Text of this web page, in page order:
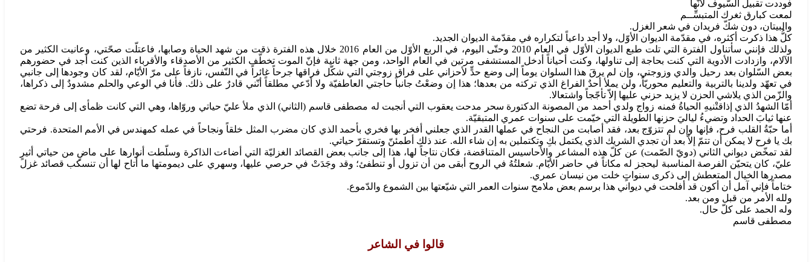
فوددت تقبيل السّيوف لأنّها
لمعت كبارق ثغرك المتبسِّــم
والبيتان، دون شكّ فريدان في شعر الغزل.
كلُّ هذا ذكرت أكثره، في مقدّمة الديوان الأوّل، ولا أجد داعياً لتكراره في مقدّمة الديوان الجديد.
ولذلك فإنني سأتناول الفترة التي تلت طبع الديوان الأوّل في العام 2010 وحتّى اليوم، في الربع الأوّل من العام 2016 خلال هذه الفترة ذقت من شهد الحياة وصابها، فاعتلّت صحّتي، وعانيت الكثير من
الآلام، وازدادت الأدوية التي كنت بحاجة إلى تناولها، وكنت أحياناً أدخل المستشفى مرتين في العام الواحد، ومن جهة ثانية فإنّ الموت تخطّف الكثير من الأصدقاء والأقرباء الذين كنت أجد في حضورهم
بعض السّلوان بعد رحيل والدي وزوجتي، وإن لم يرقَ هذا السلوان يوماً إلى وضع حدٍّ لأحزاني على فراق زوجتي التي شكّل فراقها جرحاً غائراً في النّفس، نازفاً على مرّ الأيّام، لقد كان وجودها إلى جانبي
في تعهّد ولدينا بالتربية والتعليم محوريّاً، ولن يملأ أحدٌ الفراغ الذي تركته من بعدها؛ هذا إن وضعْتُ جانباً حاجتي العاطفيّة ولا أدّعي مطلقاً أنّني قادرٌ على ذلك. فأنا في الوعي والحلم مشدودٌ إلى ذكراها،
والزّمن الذي يلاشي الحزن لا يزيد حزني عليها إلاّ تأجّجاً واشتعالا.
أمّا الشهدُ الذي إذاقتْنيهِ الحياةُ فمنه زواج ولدي أحمد من المصونة الدكتورة سحر مدحت يعقوب التي أنجبت له مصطفى قاسم (الثاني) الذي ملأ عليّ حياتي وروّاها، وهي التي كانت ظمأى إلى فرحة تضع
عنها ثيابَ الحداد وتضيءُ لياليَ حزنها الطويلة التي خيّمت على سنوات عمري المتبقيّة.
أما حبّةُ القلب فرح، فإنها وإن لم تتزوّج بعد، فقد أصابت من النجاح في عملها القدر الذي جعلني أفخر بها فخري بأحمد الذي كان مضرب المثل خلقاً ونجاحاً في عمله كمهندس في الأمم المتحدة. فرحتي
بك يا فرح لا يمكن أن تتمّ إلاّ بعد أن تجدي الشريك الذي يكتمل بكِ وتكتملين به إن شاء الله. عند ذلك أطمئنّ وتستقرّ حياتي.
لقد تمخّض ديواني الثاني (دويّ الصّمت) عن كلّ هذه المشاعر والأحاسيس المتناقضة، فكان نتاجاً لها، هذا إلى جانب بعض القصائد الغزليّة التي أضاءت الذاكرة وسلّطت أنوارها على ماضٍ من حياتي أثيرٍ
عليّ، كان يتحيّن الفرصة المناسبة ليحجز له مكاناً في حاضر الأيّام. شعلتُهُ في الروح أبقى من أن تزول أو تنطفئ؛ وقد وجَدَتْ في حرصي عليها، وسهري على ديمومتها ما أتاح لها أن تنسكب قصائد غزل
مصدرها الخيال المتعطش إلى ذكرى سنواتٍ خلت من نيسان عمري.
ختاماً فإني آمل أن أكون قد أفلحت في ديواني هذا برسم بعض ملامح سنوات العمر التي شيّعتها بين الشموع والدّموع.
ولله الأمر من قبل ومن بعد.
وله الحمد على كلّ حال.
مصطفى قاسم
قالوا في الشاعر